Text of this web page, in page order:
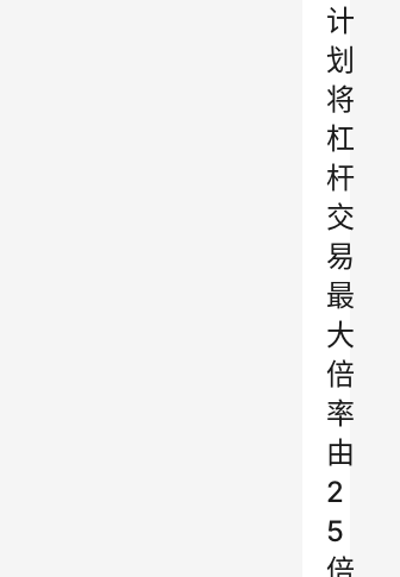
计
划
将
杠
杆
交
易
最
大
倍
率
由
2
5